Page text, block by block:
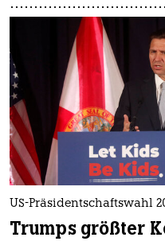
US-Präsidentschaftswahl
Trumps größter